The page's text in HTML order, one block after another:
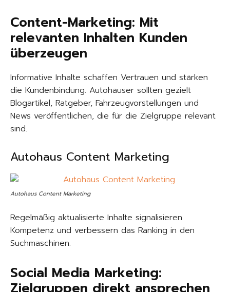
Content-Marketing: Mit
relevanten Inhalten Kunden
überzeugen
Informative Inhalte schaffen Vertrauen und stärken
die Kundenbindung. Autohäuser sollten gezielt
Blogartikel, Ratgeber, Fahrzeugvorstellungen und
News veröffentlichen, die für die Zielgruppe relevant
sind.
Autohaus Content Marketing
Autohaus Content Marketing
Regelmäßig aktualisierte Inhalte signalisieren
Kompetenz und verbessern das Ranking in den
Suchmaschinen.
Social Media Marketing: